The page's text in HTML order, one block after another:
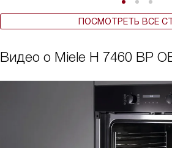
ПОСМОТРЕТЬ ВСЕ
Видео о Miele H 7460 BP